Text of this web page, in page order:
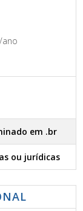
/ano
em .br
ou jurídicas